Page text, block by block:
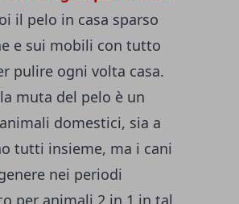
il pelo in casa sparso
e sui mobili con tutto
pulire ogni volta casa.
muta del pelo è un
domestici, sia a
tutti insieme, ma i cani
nei periodi
per animali 2 in 1 in tal